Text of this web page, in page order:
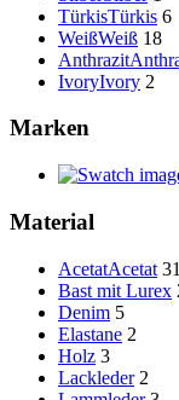
TürkisTürkis 6
WeißWeiß 18
Anthrazit
IvoryIvory 2
Marken
Material
AcetatAcetat
Bast mit Lurex
Denim 5
Elastane 2
Holz 3
Lackleder 2